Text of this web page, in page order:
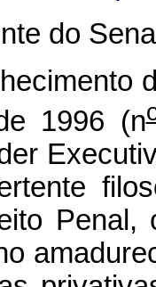
do
1996 (n
Penal,